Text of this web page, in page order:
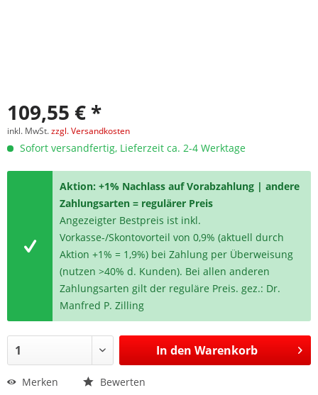
109,55 € *
inkl. MwSt.zzgl. Versandkosten
Sofort versandfertig, Lieferzeit ca. 2-4 Werktage
Aktion: +1% Nachlass auf Vorabzahlung | andere
Zahlungsarten = regulärer Preis
Angezeigter Bestpreis ist inkl.
Vorkasse-/Skontovorteil von 0,9% (aktuell durch
Aktion +1% = 1,9%) bei Zahlung per Überweisung
(nutzen >40% d. Kunden). Bei allen anderen
Zahlungsarten gilt der reguläre Preis. gez.: Dr.
Manfred P. Zilling
In den Warenkorb
Merken Bewerten